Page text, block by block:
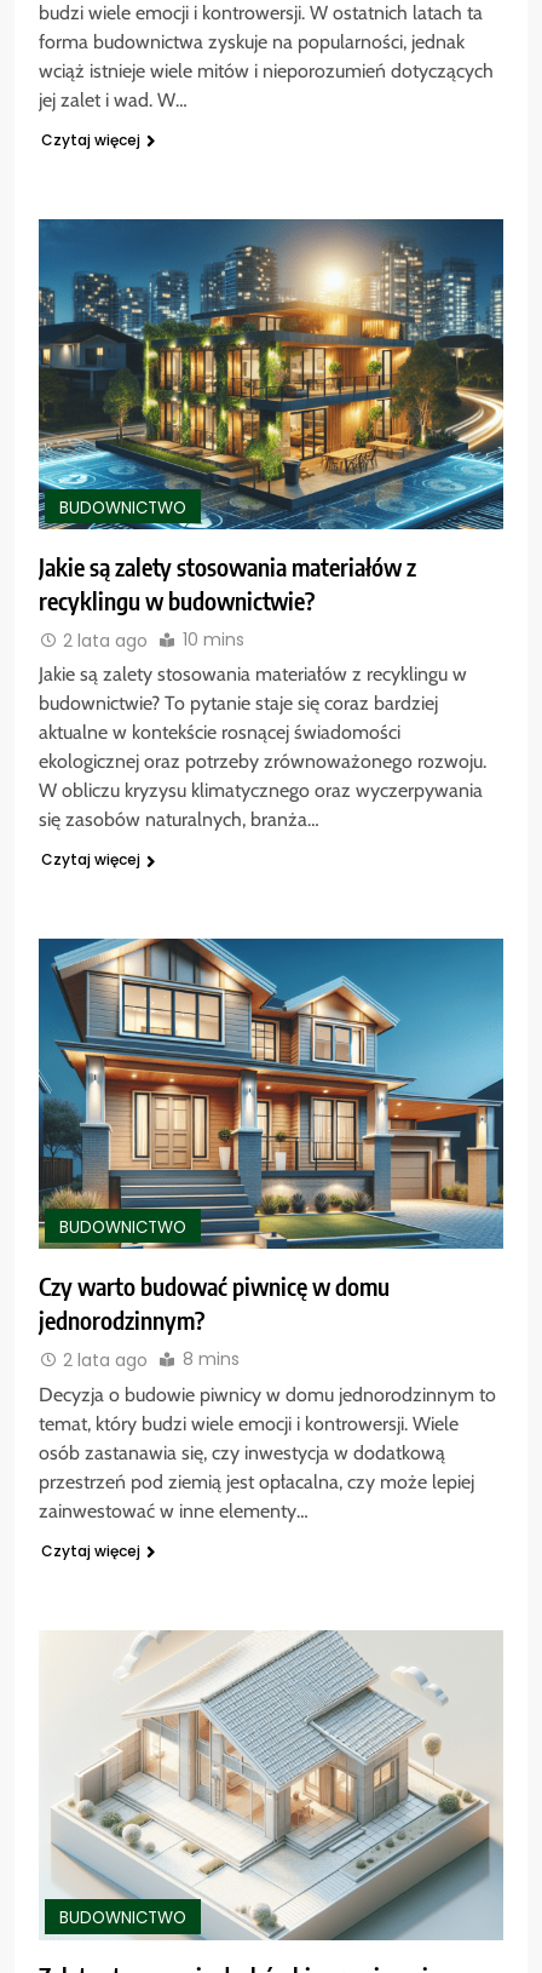
budzi wiele emocji i kontrowersji. W ostatnich latach ta
forma budownictwa zyskuje na popularności, jednak
wciąż istnieje wiele mitów i nieporozumień dotyczących
jej zalet i wad. W…
Czytaj więcej
BUDOWNICTWO
Jakie są zalety stosowania materiałów z
recyklingu w budownictwie?
2 lata ago 10 mins
Jakie są zalety stosowania materiałów z recyklingu w
budownictwie? To pytanie staje się coraz bardziej
aktualne w kontekście rosnącej świadomości
ekologicznej oraz potrzeby zrównoważonego rozwoju.
W obliczu kryzysu klimatycznego oraz wyczerpywania
się zasobów naturalnych, branża…
Czytaj więcej
BUDOWNICTWO
Czy warto budować piwnicę w domu
jednorodzinnym?
2 lata ago 8 mins
Decyzja o budowie piwnicy w domu jednorodzinnym to
temat, który budzi wiele emocji i kontrowersji. Wiele
osób zastanawia się, czy inwestycja w dodatkową
przestrzeń pod ziemią jest opłacalna, czy może lepiej
zainwestować w inne elementy…
Czytaj więcej
BUDOWNICTWO